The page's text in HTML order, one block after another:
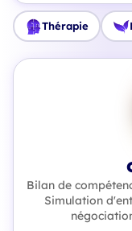
Thérapie
Bilan de
Simulation